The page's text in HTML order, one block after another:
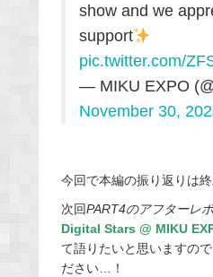
show and we
support
pic.twitter.com/
— MIKU EXPO
November 30,
今回で本編の振り返りは終
次回PART4のアフターレ
Digital Stars @ MIKU
て語りたいと思いますの
ださい…！